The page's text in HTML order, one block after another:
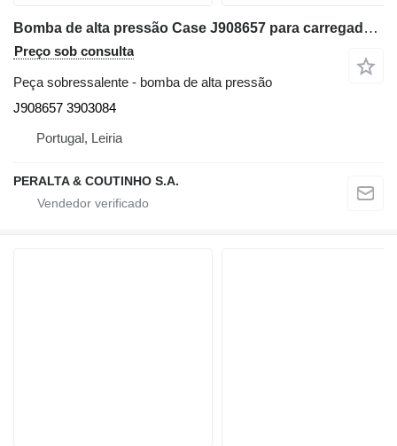
Bomba de alta pressão Case J908657 para carregadeira de esteira Case 455C
Preço sob consulta
Peça sobressalente - bomba de alta pressão
J908657 3903084
Portugal, Leiria
PERALTA & COUTINHO S.A.